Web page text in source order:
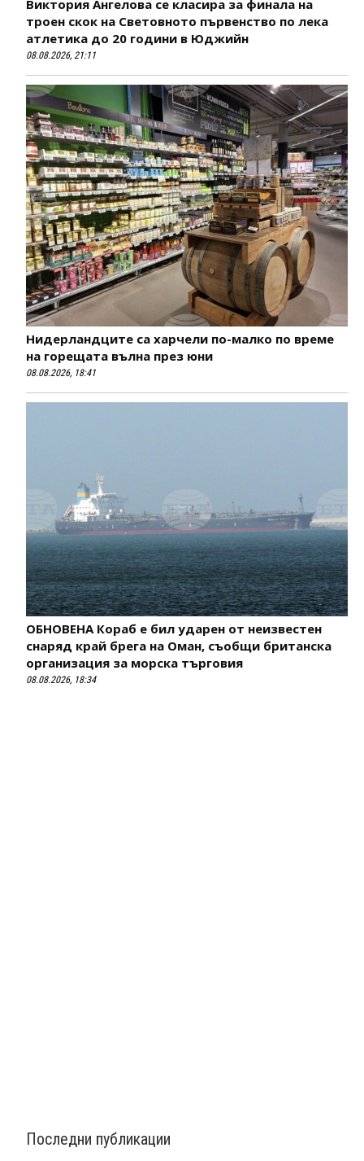
Виктория Ангелова се класира за финала на
троен скок на Световното първенство по лека
атлетика до 20 години в Юджийн
08.08.2026, 21:11
Нидерландците са харчели по-малко по време
на горещата вълна през юни
08.08.2026, 18:41
ОБНОВЕНА Кораб е бил ударен от неизвестен
снаряд край брега на Оман, съобщи британска
организация за морска търговия
08.08.2026, 18:34
Последни публикации